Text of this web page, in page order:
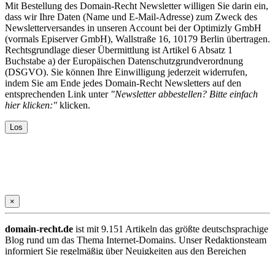
Mit Bestellung des Domain-Recht Newsletter willigen Sie darin ein,
dass wir Ihre Daten (Name und E-Mail-Adresse) zum Zweck des
Newsletterversandes in unseren Account bei der Optimizly GmbH
(vormals Episerver GmbH), Wallstraße 16, 10179 Berlin übertragen.
Rechtsgrundlage dieser Übermittlung ist Artikel 6 Absatz 1
Buchstabe a) der Europäischen Datenschutzgrundverordnung
(DSGVO). Sie können Ihre Einwilligung jederzeit widerrufen,
indem Sie am Ende jedes Domain-Recht Newsletters auf den
entsprechenden Link unter "Newsletter abbestellen? Bitte einfach
hier klicken:" klicken.
×
domain-recht.de ist mit 9.151 Artikeln das größte deutschsprachige
Blog rund um das Thema Internet-Domains. Unser Redaktionsteam
informiert Sie regelmäßig über Neuigkeiten aus den Bereichen